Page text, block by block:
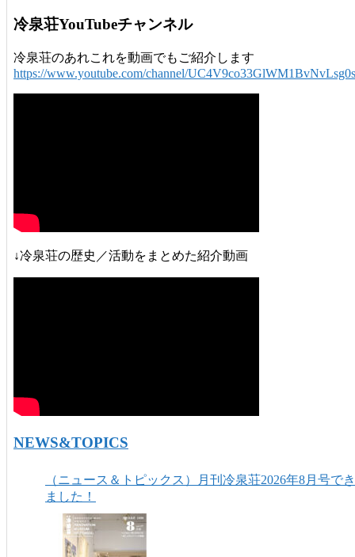
冷泉荘YouTubeチャンネル
冷泉荘のあれこれを動画でもご紹介します
https://www.youtube.com/channel/
↓冷泉荘の歴史／活動をまとめた紹介動画
NEWS&TOPICS
（ニュース＆トピックス）月刊冷泉荘2026年8月号でき
ました！